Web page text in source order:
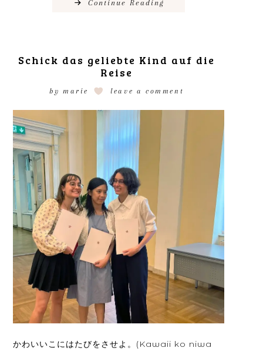
Continue Reading
Schick das geliebte Kind auf die
Reise
bymarie leave a comment
かわいいこにはたびをさせよ。(Kawaii ko niwa